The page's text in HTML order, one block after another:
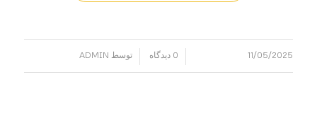
11/05/2025 0 دیدگاه توسط ADMIN